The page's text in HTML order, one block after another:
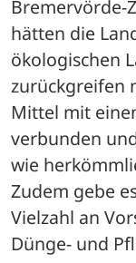
Bremervörde-
hätten die
ökologischen
zurückgreifen
Mittel mit
verbunden
wie
Zudem gebe
Vielzahl an
Dünge- und